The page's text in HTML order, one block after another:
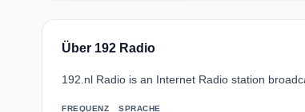
Über 192 Radio
192.nl Radio is an Internet Radio station
FREQUENZ SPRACHE